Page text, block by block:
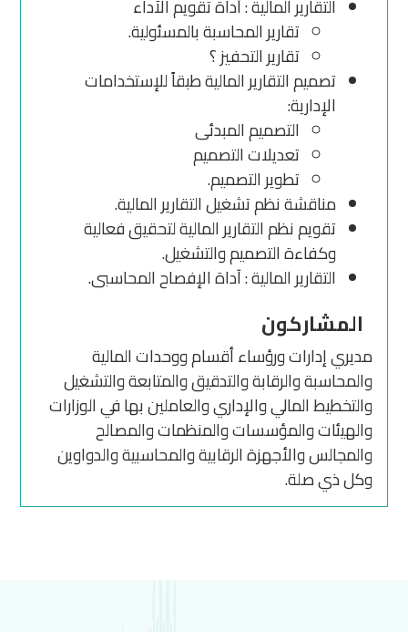
التقارير المالية : أداة تقويم الآداء
تقارير المحاسبة بالمسئولية.
تقارير التحفيز ؟
تصميم التقارير المالية طبقاً للإستخدامات
الإدارية:
التصميم المبدئى
تعديلات التصميم
تطوير التصميم.
مناقشة نظم تشغيل التقارير المالية.
تقويم نظم التقارير المالية لتحقيق فعالية
وكفاءة التصميم والتشغيل.
التقارير المالية : آداة الإفصاح المحاسبى.
المشاركون
مديري إدارات ورؤساء أقسام ووحدات المالية
والمحاسبة والرقابة والتدقيق والمتابعة والتشغيل
والتخطيط المالي والإداري والعاملين بها في الوزارات
والهيئات والمؤسسات والمنظمات والمصالح
والمجالس والأجهزة الرقابية والمحاسبية والدواوين
وكل ذي صلة.